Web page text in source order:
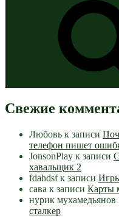
Свежие
Любовь к записи
телефон пишет
JonsonPlay к записи
хавальщик 2
fdahdsfк записи
сава к записи Карты
нурик мухамедьянов
сталкер